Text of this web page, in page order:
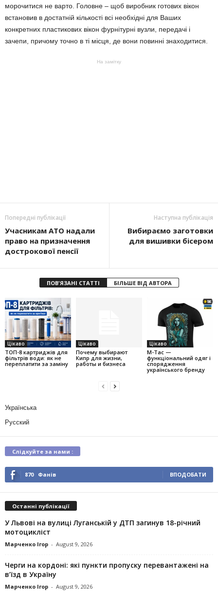
морочитися не варто. Головне – щоб виробник готових вікон
встановив в достатній кількості всі необхідні для Ваших
конкретних пластикових вікон фурнітурні вузли, передачі і
зачепи, причому точно в ті місця, де вони повинні знаходитися.
На замітку
Попередні публікації
Учасникам АТО надали
право на призначення
дострокової пенсії
Наступна публікація
Вибираємо заготовки
для вишивки бісером
ПОВ'ЯЗАНІ СТАТТІ БІЛЬШЕ ВІД АВТОРА
Цікаво
ТОП-8 картриджів для
фільтрів води: як не
переплатити за заміну
Цікаво
Почему выбирают
Кипр для жизни,
работы и бизнеса
Цікаво
M-Tac —
функціональний одяг і
спорядження
українського бренду
Українська
Русский
Слідкуйте за нами :
870 Фанів ВПОДОБАТИ
Останні публікації
У Львові на вулиці Луганській у ДТП загинув 18-річний
мотоцикліст
Марченко Ігор - August 9, 2026
Черги на кордоні: які пункти пропуску перевантажені на
в’їзд в Україну
Марченко Ігор - August 9, 2026